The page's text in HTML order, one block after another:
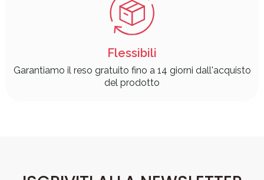
Flessibili
Garantiamo il reso gratuito fino a 14 giorni dall'acquisto
del prodotto